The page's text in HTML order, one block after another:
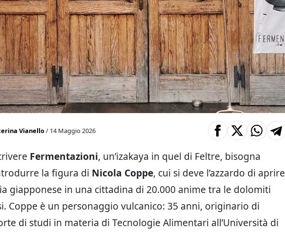
Vianello/ 14 Maggio 2026
Fermentazioni, un’izakaya in quel di Feltre, bisogna
la figura di Nicola Coppe, cui si deve l’azzardo di aprire
giapponese in una cittadina di 20.000 anime tra le dolomiti
Coppe è un personaggio vulcanico: 35 anni, originario di
di studi in materia di Tecnologie Alimentari all’Università di